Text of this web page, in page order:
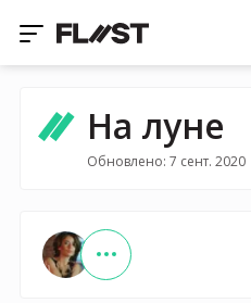
На луне
Обновлено: 7 сент. 2020